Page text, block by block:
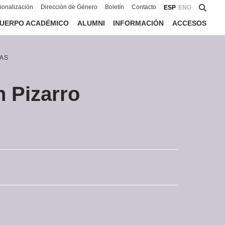
Dirección de Género Boletín Contacto ESP ENG
ACADÉMICO ALUMNI INFORMACIÓN ACCESOS
Pizarro